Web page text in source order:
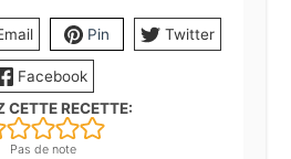
Pin Twitter
Facebook
CETTE RECETTE:
Pas de note